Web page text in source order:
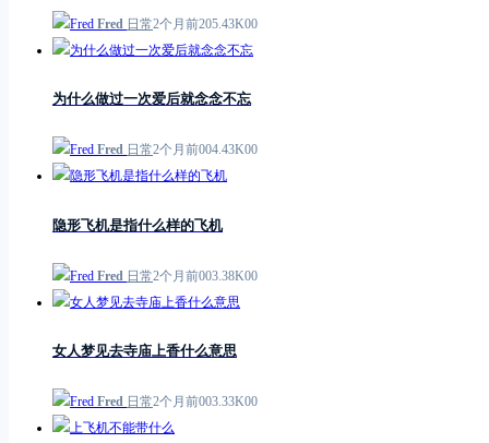
Fred 日常2个月前205.43K00
为什么做过一次爱后就念念不忘
Fred 日常2个月前004.43K00
隐形飞机是指什么样的飞机
Fred 日常2个月前003.38K00
女人梦见去寺庙上香什么意思
Fred 日常2个月前003.33K00